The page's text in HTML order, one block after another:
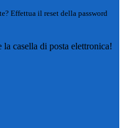
Effettua il reset della password
casella di posta elettronica!